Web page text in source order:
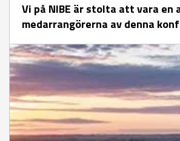
Vi på NIBE är stolta att vara en
medarrangörerna av denna